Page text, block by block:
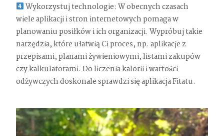
Wykorzystuj technologie: W obecnych czasach
wiele aplikacji i stron internetowych pomaga w
planowaniu posiłków i ich organizacji. Wypróbuj takie
narzędzia, które ułatwią Ci proces, np. aplikacje z
przepisami, planami żywieniowymi, listami zakupów
czy kalkulatorami. Do liczenia kalorii i wartości
odżywczych doskonale sprawdzi się aplikacja Fitatu.